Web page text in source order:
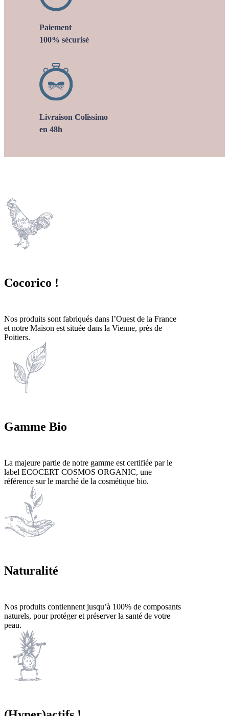
Paiement
100% sécurisé
Livraison Colissimo
en 48h
Cocorico !
Nos produits sont fabriqués dans l’Ouest de la France
et notre Maison est située dans la Vienne, près de
Poitiers.
Gamme Bio
La majeure partie de notre gamme est certifiée par le
label ECOCERT COSMOS ORGANIC, une
référence sur le marché de la cosmétique bio.
Naturalité
Nos produits contiennent jusqu’à 100% de composants
naturels, pour protéger et préserver la santé de votre
peau.